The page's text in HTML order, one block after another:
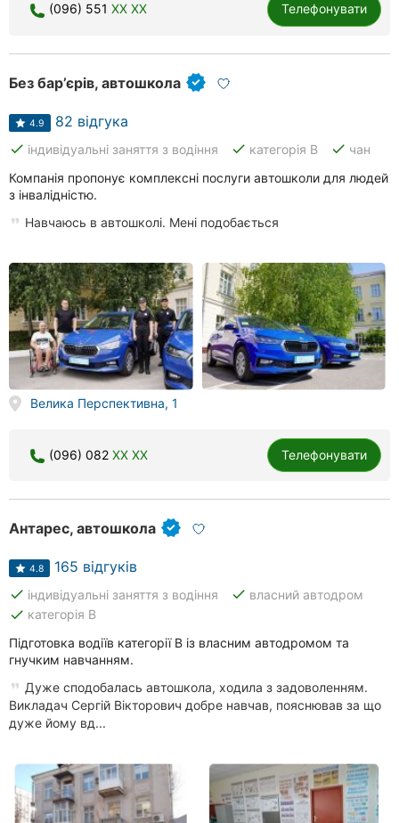
(096) 551 XX XX Телефонувати
Без бар’єрів, автошкола
4.9 82 відгука
done індивідуальні заняття з водіння done категорія В done чан
Компанія пропонує комплексні послуги автошколи для людей
з інвалідністю.
Навчаюсь в автошколі. Мені подобається
Велика Перспективна, 1
(096) 082 XX XX Телефонувати
Антарес, автошкола
4.8 165 відгуків
done індивідуальні заняття з водіння done власний автодром
done категорія В
Підготовка водіїв категорії В із власним автодромом та
гнучким навчанням.
Дуже сподобалась автошкола, ходила з задоволенням.
Викладач Сергій Вікторович добре навчав, пояснював за що
дуже йому вд...